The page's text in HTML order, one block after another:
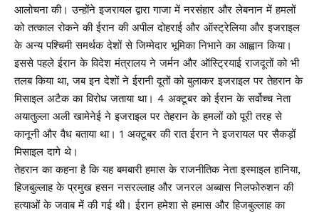
आलोचना की। उन्होंने इजरायल द्वारा गाजा में नरसंहार और लेबनान में हमलों
को तत्काल रोकने की ईरान की अपील दोहराई और ऑस्ट्रेलिया और इजराइल
के अन्य पश्चिमी समर्थक देशों से जिम्मेदार भूमिका निभाने का आह्वान किया।
इससे पहले ईरान के विदेश मंत्रालय ने जर्मन और ऑस्ट्रियाई राजदूतों को भी
तलब किया था, जब इन देशों ने ईरानी दूतों को बुलाकर इजराइल पर तेहरान के
मिसाइल अटैक का विरोध जताया था। 4 अक्टूबर को ईरान के सर्वोच्च नेता
अयातुल्ला अली खामेनेई ने इजराइल पर तेहरान के हमलों को पूरी तरह से
कानूनी और वैध बताया था। 1 अक्टूबर की रात ईरान ने इजरायल पर सैकड़ों
मिसाइल दागे थे।
तेहरान का कहना है कि यह बमबारी हमास के राजनीतिक नेता इस्माइल हानिया,
हिजबुल्लाह के प्रमुख हसन नसरल्लाह और जनरल अब्बास निलफोरुशन की
हत्याओं के जवाब में की गई थी। ईरान हमेशा से हमास और हिजबुल्लाह का